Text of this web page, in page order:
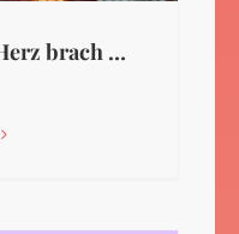
brach …